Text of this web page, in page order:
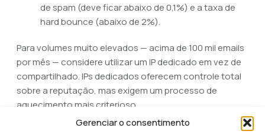
Gerenciar o consentimento
de spam (deve ficar abaixo de 0,1%) e a taxa de
hard bounce (abaixo de 2%).
Para volumes muito elevados — acima de 100 mil emails
por mês — considere utilizar um IP dedicado em vez de
compartilhado. IPs dedicados oferecem controle total
sobre a reputação, mas exigem um processo de
aquecimento mais criterioso.